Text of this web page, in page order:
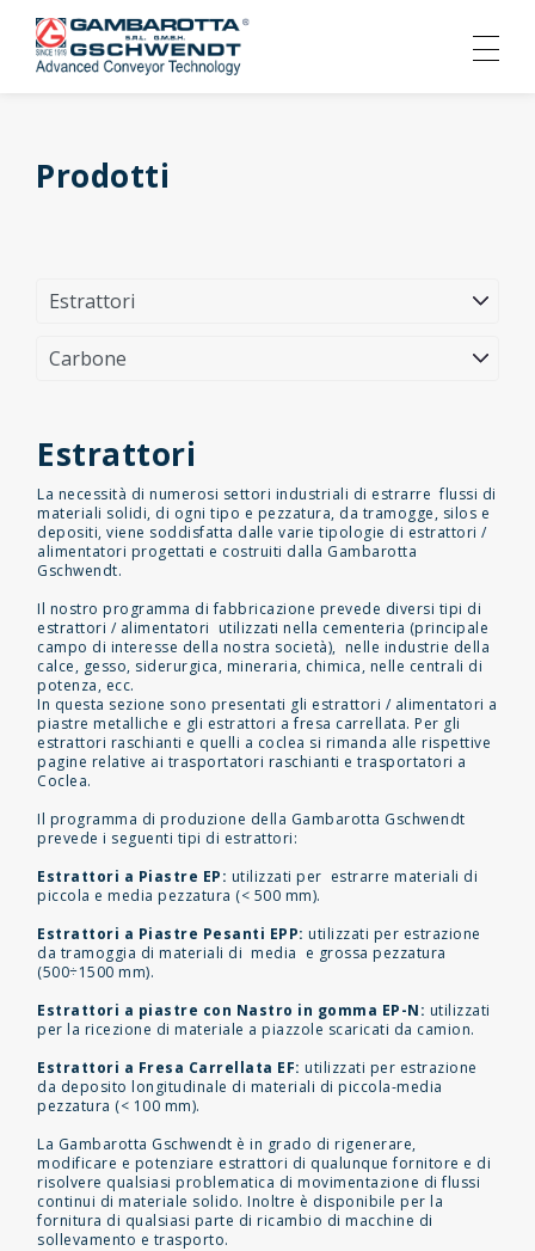
Prodotti
Estrattori
La necessità di numerosi settori industriali di estrarre flussi di
materiali solidi, di ogni tipo e pezzatura, da tramogge, silos e
depositi, viene soddisfatta dalle varie tipologie di estrattori /
alimentatori progettati e costruiti dalla Gambarotta
Gschwendt.
Il nostro programma di fabbricazione prevede diversi tipi di
estrattori / alimentatori utilizzati nella cementeria (principale
campo di interesse della nostra società), nelle industrie della
calce, gesso, siderurgica, mineraria, chimica, nelle centrali di
potenza, ecc.
In questa sezione sono presentati gli estrattori / alimentatori a
piastre metalliche e gli estrattori a fresa carrellata. Per gli
estrattori raschianti e quelli a coclea si rimanda alle rispettive
pagine relative ai trasportatori raschianti e trasportatori a
Coclea.
Il programma di produzione della Gambarotta Gschwendt
prevede i seguenti tipi di estrattori:
Estrattori a Piastre EP: utilizzati per estrarre materiali di
piccola e media pezzatura (< 500 mm).
Estrattori a Piastre Pesanti EPP: utilizzati per estrazione
da tramoggia di materiali di media e grossa pezzatura
(500÷1500 mm).
Estrattori a piastre con Nastro in gomma EP-N: utilizzati
per la ricezione di materiale a piazzole scaricati da camion.
Estrattori a Fresa Carrellata EF: utilizzati per estrazione
da deposito longitudinale di materiali di piccola-media
pezzatura (< 100 mm).
La Gambarotta Gschwendt è in grado di rigenerare,
modificare e potenziare estrattori di qualunque fornitore e di
risolvere qualsiasi problematica di movimentazione di flussi
continui di materiale solido. Inoltre è disponibile per la
fornitura di qualsiasi parte di ricambio di macchine di
sollevamento e trasporto.